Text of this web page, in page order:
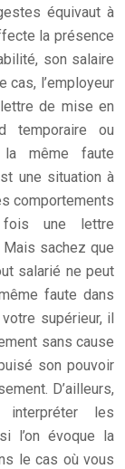
équivaut à
la présence
son salaire
cas, l’employeur
de mise en
temporaire ou
la même faute
une situation à
comportements
une lettre
sachez que
salarié ne peut
faute dans
supérieur, il
sans cause
son pouvoir
D’ailleurs,
les
l’on évoque la
le cas où vous